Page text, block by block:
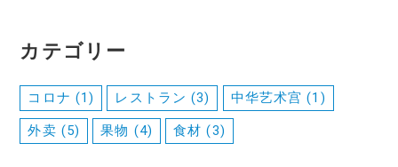
カテゴリー
コロナ (1) レストラン (3) 中华艺术宫 (1)
外卖 (5) 果物 (4) 食材 (3)